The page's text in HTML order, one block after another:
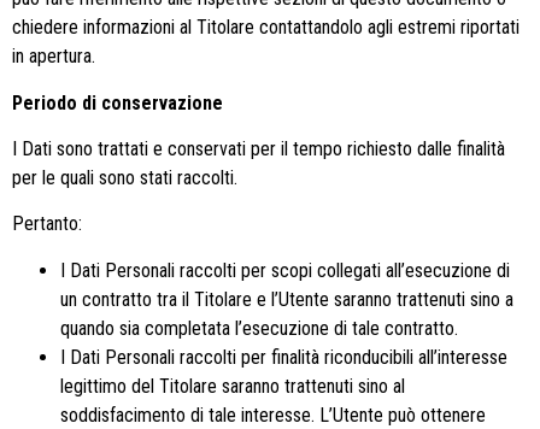
chiedere informazioni al Titolare contattandolo agli estremi riportati
in apertura.
Periodo di conservazione
I Dati sono trattati e conservati per il tempo richiesto dalle finalità
per le quali sono stati raccolti.
Pertanto:
I Dati Personali raccolti per scopi collegati all’esecuzione di
un contratto tra il Titolare e l’Utente saranno trattenuti sino a
quando sia completata l’esecuzione di tale contratto.
I Dati Personali raccolti per finalità riconducibili all’interesse
legittimo del Titolare saranno trattenuti sino al
soddisfacimento di tale interesse. L’Utente può ottenere